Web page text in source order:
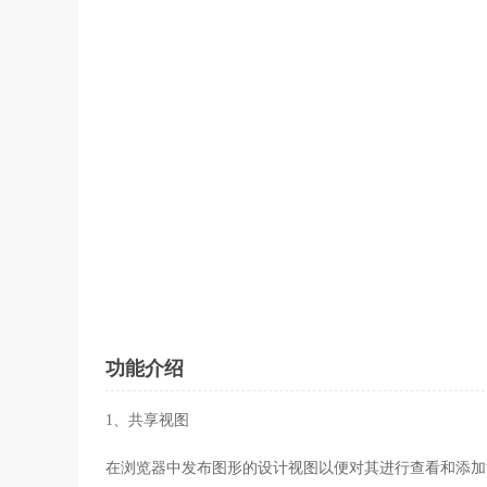
功能介绍
1、共享视图
在浏览器中发布图形的设计视图以便对其进行查看和添